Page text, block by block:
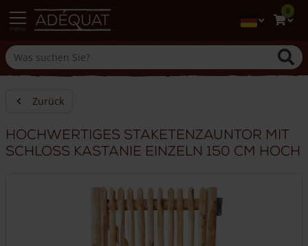
0
Zurück
Hochwertiges Staketenzauntor mit
Schloss Kastanie einzeln 150 cm hoch